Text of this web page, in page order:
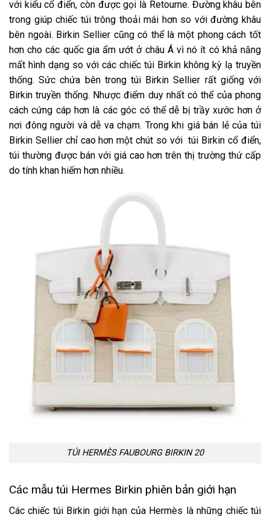
với kiểu cổ điển, còn được gọi là Retourne. Đường khâu bên
trong giúp chiếc túi trông thoải mái hơn so với đường khâu
bên ngoài. Birkin Sellier cũng có thể là một phong cách tốt
hơn cho các quốc gia ẩm ướt ở châu Á vì nó ít có khả năng
mất hình dạng so với các chiếc túi Birkin không kỳ lạ truyền
thống. Sức chứa bên trong túi Birkin Sellier rất giống với
Birkin truyền thống. Nhược điểm duy nhất có thể của phong
cách cứng cáp hơn là các góc có thể dễ bị trầy xước hơn ở
nơi đông người và dễ va chạm. Trong khi giá bán lẻ của túi
Birkin Sellier chỉ cao hơn một chút so với túi Birkin cổ điển,
túi thường được bán với giá cao hơn trên thị trường thứ cấp
do tính khan hiếm hơn nhiều.
TÚI HERMÈS FAUBOURG BIRKIN 20
Các mẫu túi Hermes Birkin phiên bản giới hạn
Các chiếc túi Birkin giới hạn của Hermès là những chiếc túi